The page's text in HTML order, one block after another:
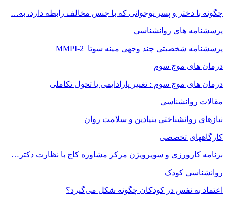
چگونه با دختر و پسر نوجوانی که با جنس مخالف رابطه دارد، به…
پرسشنامه های روانشناسی
پرسشنامه شخصیتی چند وجهی مینه سوتا MMPI-2
درمان های موج سوم
درمان های موج سوم : تغییر پارادایمی یا تحول تکاملی
مقالات روانشناسی
نیازهای روانشناختی بنیادین و سلامت روان
کارگاههای تخصصی
برنامه کارورزی و سوپرویژن مرکز مشاوره کاج با نظارت دکتر…
روانشناسی کودک
اعتماد به‌ نفس در کودکان چگونه شکل می‌گیرد؟